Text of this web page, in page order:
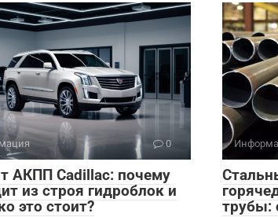
0
АКПП Cadillac: почему
из строя гидроблок и
это стоит?
трубы: